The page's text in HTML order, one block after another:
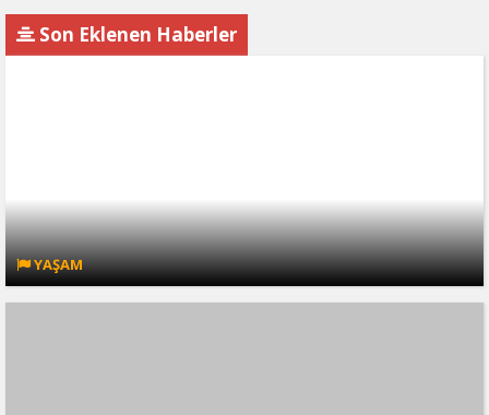
Son Eklenen Haberler
YAŞAM